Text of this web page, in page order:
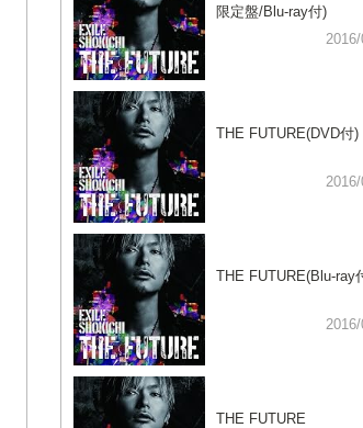
限定盤/Blu-ray付)
THE FUTURE(DVD付)
THE FUTURE(Blu-ray
THE FUTURE